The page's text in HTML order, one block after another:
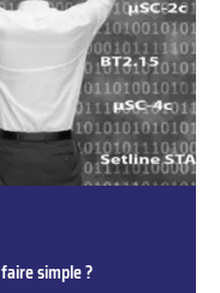
simple ?